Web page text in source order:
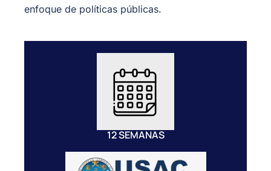
enfoque de políticas públicas.
12 SEMANAS